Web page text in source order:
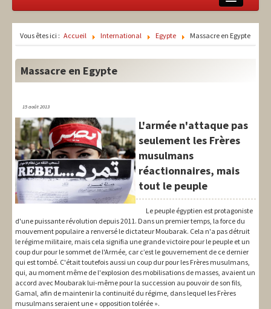
International
Syndical
Vous êtes ici : Accueil International Egypte Massacre en Egypte
Massacre en Egypte
15 août 2013
L'armée n'attaque pas
seulement les Frères
musulmans
réactionnaires, mais
tout le peuple
Le peuple égyptien est protagoniste
d'une puissante révolution depuis 2011. Dans un premier temps, la force du
mouvement populaire a renversé le dictateur Moubarak. Cela n'a pas détruit
le régime militaire, mais cela signifia une grande victoire pour le peuple et un
coup dur pour le sommet de l'Armée, car c’est le gouvernement de ce dernier
qui est tombé. C'était toutefois aussi un coup dur pour les Frères musulmans,
qui, au moment même de l'explosion des mobilisations de masses, avaient un
accord avec Moubarak lui-même pour la succession au pouvoir de son fils,
Gamal, afin de maintenir la continuité du régime, dans lequel les Frères
musulmans seraient une « opposition tolérée ».